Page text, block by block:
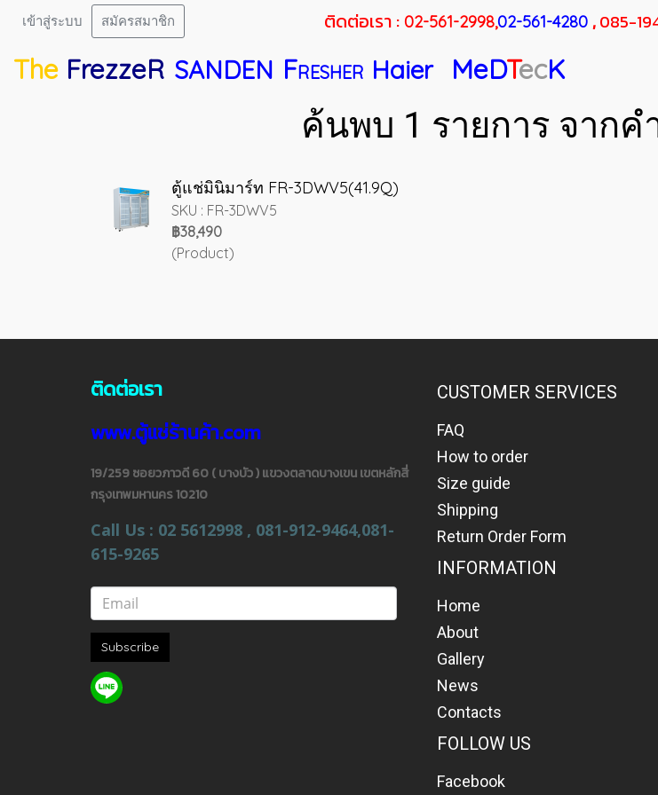
เข้าสู่ระบบ สมัครสมาชิก ติดต่อเรา : 02-561-2998,02-561-4280 ,085-
The FrezzeR SANDEN FRESHER Haier MeDTecK
ค้นพบ 1 รายการ จากค
ตู้แช่มินิมาร์ท FR-3DWV5(41.9Q)
SKU : FR-3DWV5
฿38,490
(Product)
ติดต่อเรา
www.ตู้แช่ร้านค้า.com
19/259 ซอยวภาวดี 60 ( บางบัว ) แขวงตลาดบางเขน เขตหลักสี่
กรุงเทพมหานคร 10210
Call Us : 02 5612998 , 081-912-9464,081-
615-9265
Subscribe
CUSTOMER SERVICES
FAQ
How to order
Size guide
Shipping
Return Order Form
INFORMATION
Home
About
Gallery
News
Contacts
FOLLOW US
Facebook